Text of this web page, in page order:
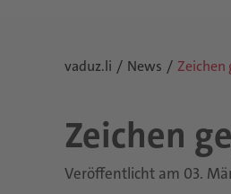
vaduz.li News Zeichen
Zei­chen
Veröffentlicht am 03.